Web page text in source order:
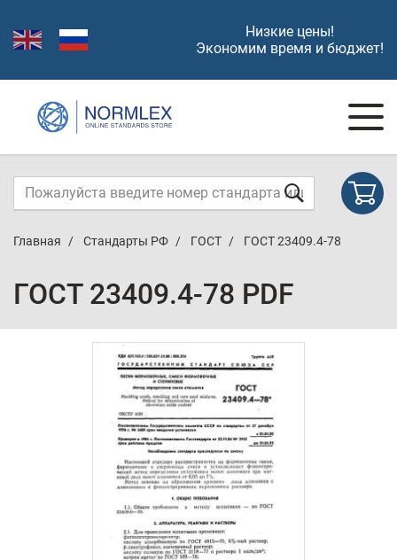
Низкие цены!
Экономим время и бюджет!
Главная Стандарты РФ ГОСТ ГОСТ 23409.4-78
ГОСТ 23409.4-78 PDF